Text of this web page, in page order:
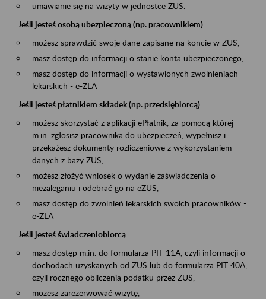
umawianie się na wizyty w jednostce ZUS.
Jeśli jesteś osobą ubezpieczoną (np. pracownikiem)
możesz sprawdzić swoje dane zapisane na koncie w ZUS,
masz dostęp do informacji o stanie konta ubezpieczonego,
masz dostęp do informacji o wystawionych zwolnieniach
lekarskich - e-ZLA
Jeśli jesteś płatnikiem składek (np. przedsiębiorcą)
możesz skorzystać z aplikacji ePłatnik, za pomocą której
m.in. zgłosisz pracownika do ubezpieczeń, wypełnisz i
przekażesz dokumenty rozliczeniowe z wykorzystaniem
danych z bazy ZUS,
możesz złożyć wniosek o wydanie zaświadczenia o
niezaleganiu i odebrać go na eZUS,
masz dostęp do zwolnień lekarskich swoich pracowników -
e-ZLA
Jeśli jesteś świadczeniobiorcą
masz dostęp m.in. do formularza PIT 11A, czyli informacji o
dochodach uzyskanych od ZUS lub do formularza PIT 40A,
czyli rocznego obliczenia podatku przez ZUS,
możesz zarezerwować wizytę,